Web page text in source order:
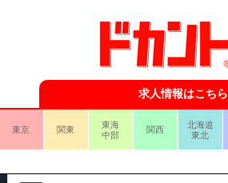
求人情報はこちら
東京 関東
東海
中部
関西
北海道
東北